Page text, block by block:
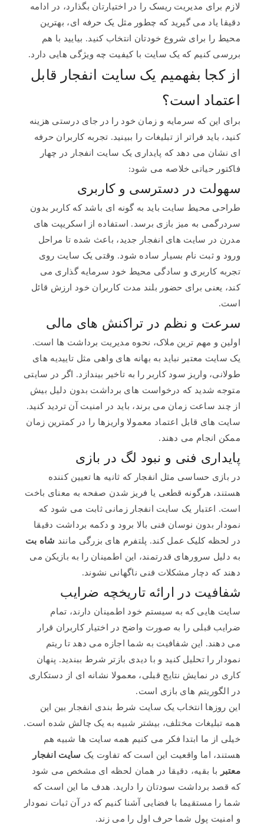
لازم برای مدیریت ریسک را در اختیارتان بگذارد، در ادامه
دقیقا یاد می گیرید که چطور مثل یک حرفه ای، بهترین
محیط را برای شروع خودتان انتخاب کنید. بیایید با هم
بررسی کنیم که یک سایت با کیفیت چه ویژگی هایی دارد.
از کجا بفهمیم یک سایت انفجار قابل
اعتماد است؟
برای این که سرمایه و زمان خود را در جای درستی هزینه
کنید، باید فراتر از تبلیغات را ببینید. تجربه کاربران حرفه
ای نشان می دهد که پایداری یک سایت انفجار در چهار
فاکتور حیاتی خلاصه می شود:
سهولت در دسترسی و کاربری
طراحی محیط سایت باید به گونه ای باشد که کاربر بدون
سردرگمی به میز بازی برسد. استفاده از اسکریپت های
مدرن در سایت های انفجار جدید، باعث شده تا مراحل
ورود و ثبت نام بسیار ساده شود. وقتی یک سایت روی
تجربه کاربری و سادگی محیط خود سرمایه گذاری می
کند، یعنی برای حضور بلند مدت کاربران خود ارزش قائل
است.
سرعت و نظم در تراکنش های مالی
اولین و مهم ترین ملاک، نحوه مدیریت برداشت ها است.
یک سایت معتبر نباید به بهانه های واهی مثل تاییدیه های
طولانی، واریز سود کاربر را به تاخیر بیندازد. اگر در سایتی
متوجه شدید که درخواست های برداشت بدون دلیل بیش
از چند ساعت زمان می برند، باید در امنیت آن تردید کنید.
سایت های قابل اعتماد معمولا واریزها را در کمترین زمان
ممکن انجام می دهند.
پایداری فنی و نبود لگ در بازی
در بازی حساسی مثل انفجار که ثانیه ها تعیین کننده
هستند، هرگونه قطعی یا فریز شدن صفحه به معنای باخت
است. اعتبار یک سایت انفجار زمانی ثابت می شود که
نمودار بدون نوسان فنی بالا برود و دکمه برداشت دقیقا
در لحظه کلیک عمل کند. پلتفرم های بزرگی مانند شاه بت
به دلیل سرورهای قدرتمند، این اطمینان را به بازیکن می
دهند که دچار مشکلات فنی ناگهانی نشوند.
شفافیت در ارائه تاریخچه ضرایب
سایت هایی که به سیستم خود اطمینان دارند، تمام
ضرایب قبلی را به صورت واضح در اختیار کاربران قرار
می دهند. این شفافیت به شما اجازه می دهد تا ریتم
نمودار را تحلیل کنید و با دیدی بازتر شرط ببندید. پنهان
کاری در نمایش نتایج قبلی، معمولا نشانه ای از دستکاری
در الگوریتم های بازی است.
این روزها انتخاب یک سایت شرط بندی انفجار بین این
همه تبلیغات مختلف، بیشتر شبیه به یک چالش شده است.
خیلی از ما ابتدا فکر می کنیم همه سایت ها شبیه هم
هستند، اما واقعیت این است که تفاوت یک سایت انفجار
معتبر
با بقیه، دقیقا در همان لحظه ای مشخص می شود
که قصد برداشت سودتان را دارید. هدف ما این است که
شما را مستقیما با فضایی آشنا کنیم که در آن ثبات نمودار
و امنیت پول شما حرف اول را می زند.